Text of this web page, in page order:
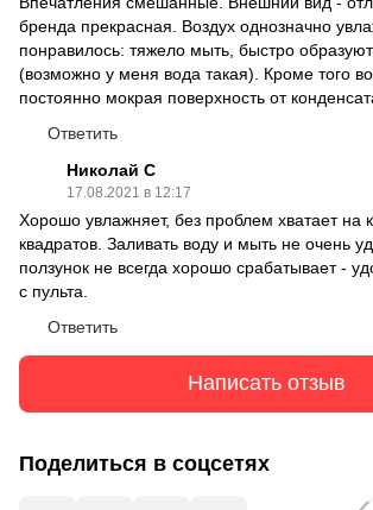
бренда прекрасная. Воздух однозначно
понравилось: тяжело мыть, быстро
(возможно у меня вода такая). Кроме того
постоянно мокрая поверхность от
Ответить
Николай С
17.08.2021 в 12:17
Хорошо увлажняет, без проблем хватает на
квадратов. Заливать воду и мыть не очень
ползунок не всегда хорошо срабатывает -
с пульта.
Ответить
Написать отзыв
Поделиться в соцсетях